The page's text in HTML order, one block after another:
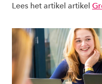
Lees het artikel artikel